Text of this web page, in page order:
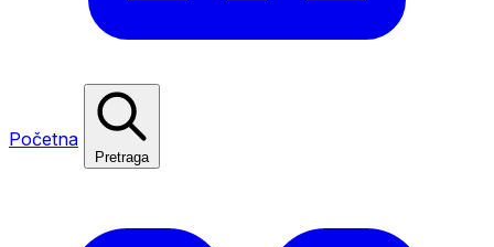
Početna
Pretraga